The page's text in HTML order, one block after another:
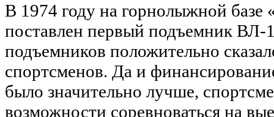
В 1974 году на горнолыжной базе
поставлен первый подъемник ВЛ-
подъемников положительно
спортсменов. Да и
было значительно лучше,
возможности соревноваться на